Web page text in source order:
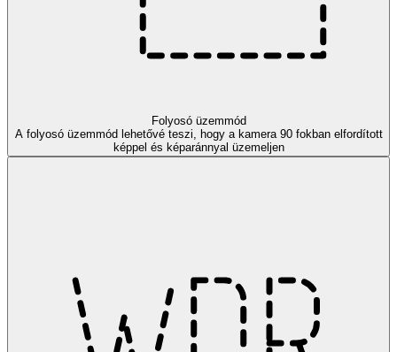
Folyosó üzemmód
A folyosó üzemmód lehetővé teszi, hogy a kamera 90 fokban elfordított
képpel és képaránnyal üzemeljen